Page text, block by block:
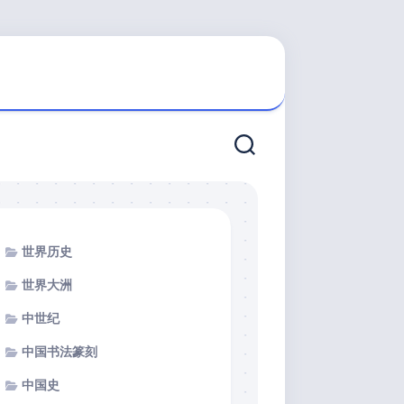
世界历史
世界大洲
中世纪
中国书法篆刻
中国史